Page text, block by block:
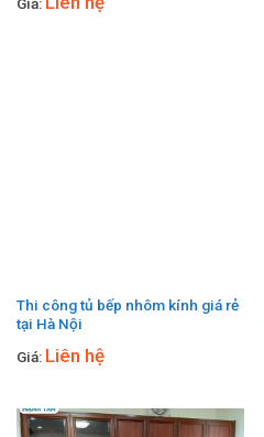
Giá:
Thi công tủ bếp nhôm kính giá rẻ
tại Hà Nội
Giá: Liên hệ